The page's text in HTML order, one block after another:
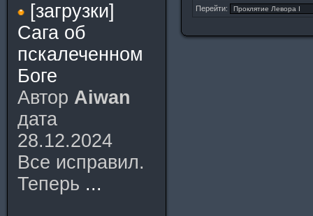
[загрузки]
Сага об
пскалеченном
Боге
Автор Aiwan
дата
28.12.2024
Все исправил.
Теперь ...
Перейти: